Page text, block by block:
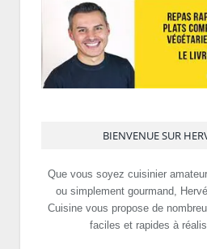
BIENVENUE SUR
Que vous soyez cuisinier
ou simplement gourmand,
Cuisine vous propose de
faciles et rapides à